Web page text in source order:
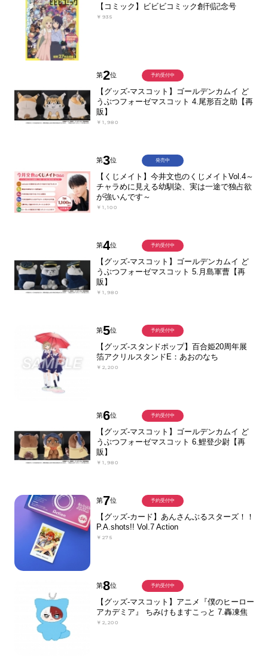
【コミック】ビビビコミック創刊記念号
￥935
第2位
【グッズ-マスコット】ゴールデンカムイ ど
うぶつフォーゼマスコット 4.尾形百之助【再
販】
￥1,980
予約受付中
第3位
【くじメイト】今井文也のくじメイトVol.4～
チャラめに見える幼馴染、実は一途で独占欲
が強いんです～
￥1,100
発売中
第4位
【グッズ-マスコット】ゴールデンカムイ ど
うぶつフォーゼマスコット 5.月島軍曹【再
販】
￥1,980
予約受付中
第5位
【グッズ-スタンドポップ】百合姫20周年展
箔アクリルスタンドE：あおのなち
￥2,200
予約受付中
第6位
【グッズ-マスコット】ゴールデンカムイ ど
うぶつフォーゼマスコット 6.鯉登少尉【再
販】
￥1,980
予約受付中
第7位
【グッズ-カード】あんさんぶるスターズ！！
P.A.shots!! Vol.7 Action
￥275
予約受付中
第8位
【グッズ-マスコット】アニメ『僕のヒーロー
アカデミア』 ちみけもますこっと 7.轟凍焦
￥2,200
予約受付中